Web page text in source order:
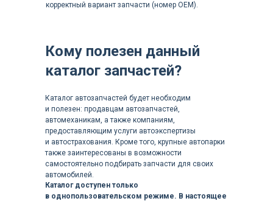
Кому полезен данный
каталог запчастей?
Каталог доступен только
в однопользовательском режиме. В настоящее
Каталог автозапчастей будет необходим
и полезен: продавцам автозапчастей,
автомеханикам, а также компаниям,
предоставляющим услуги автоэкспертизы
и автострахования. Кроме того, крупные автопарки
также заинтересованы в возможности
самостоятельно подбирать запчасти для своих
автомобилей.
корректный вариант запчасти (номер OEM).